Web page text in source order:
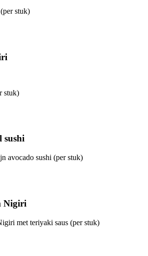
stuk)
stuk)
sushi
avocado sushi (per stuk)
Nigiri
met teriyaki saus (per stuk)